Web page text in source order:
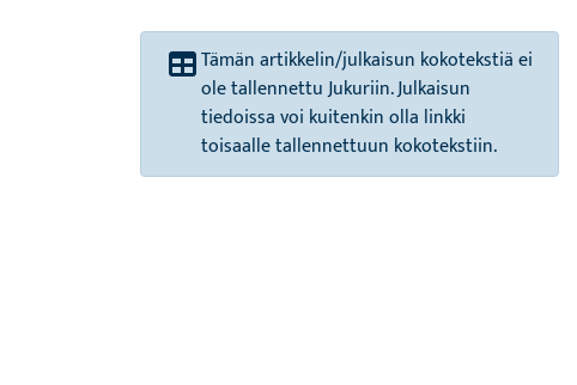
Tämän artikkelin/julkaisun kokotekstiä ei
ole tallennettu Jukuriin. Julkaisun
tiedoissa voi kuitenkin olla linkki
toisaalle tallennettuun kokotekstiin.